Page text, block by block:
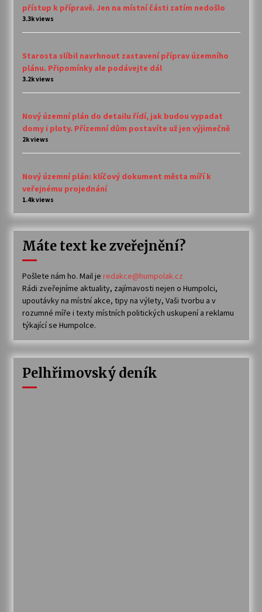
přístup k přípravě. Jen na místní části zatím nedošlo
3.3k views
Starosta slíbil navrhnout zastavení příprav územního
plánu. Připomínky ale podávejte dál
3.2k views
Nový územní plán do detailu řídí, jak budou vypadat
domy i ploty. Přízemní dům postavíte už jen výjimečně
2k views
Nový územní plán: klíčový dokument města míří k
veřejnému projednání
1.4k views
Máte text ke zveřejnění?
Pošlete nám ho. Mail je redakce@humpolak.cz
Rádi zveřejníme aktuality, zajímavosti nejen o Humpolci,
upoutávky na místní akce, tipy na výlety, Vaši tvorbu a v
rozumné míře i texty místních politických uskupení a reklamu
týkající se Humpolce.
Pelhřimovský deník